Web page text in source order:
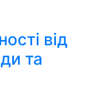
від
та